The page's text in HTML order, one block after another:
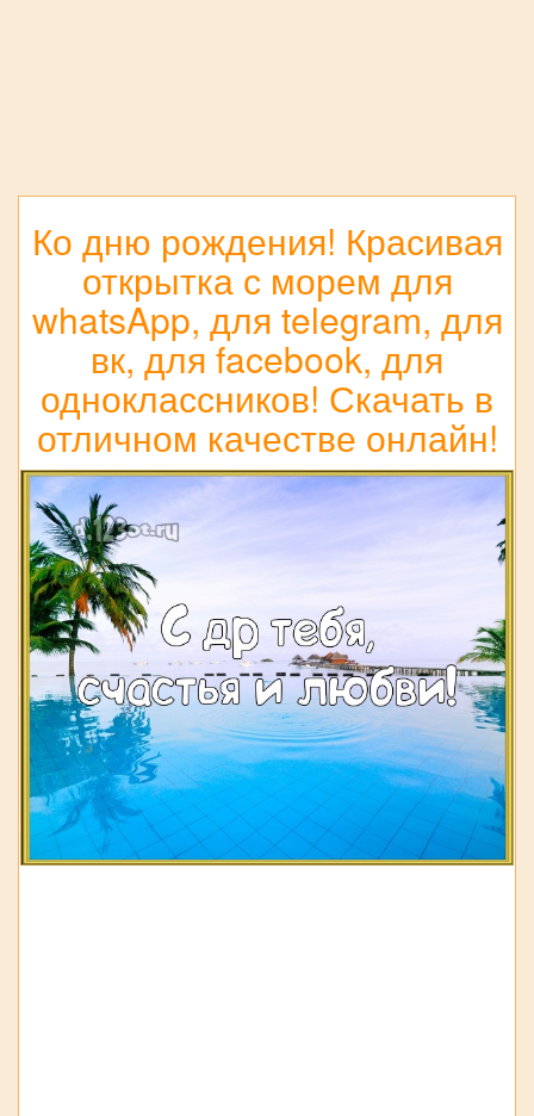
Ко дню рождения! Красивая
открытка с морем для
whatsApp, для telegram, для
вк, для facebook, для
одноклассников! Скачать в
отличном качестве онлайн!